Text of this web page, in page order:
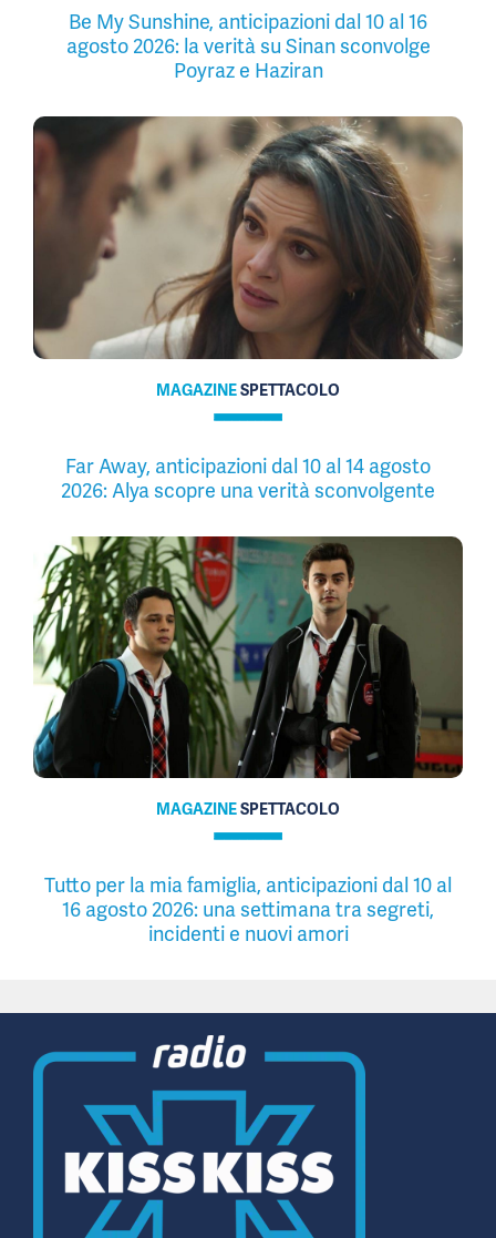
Be My Sunshine, anticipazioni dal 10 al 16
agosto 2026: la verità su Sinan sconvolge
Poyraz e Haziran
MAGAZINESPETTACOLO
Far Away, anticipazioni dal 10 al 14 agosto
2026: Alya scopre una verità sconvolgente
MAGAZINESPETTACOLO
Tutto per la mia famiglia, anticipazioni dal 10 al
16 agosto 2026: una settimana tra segreti,
incidenti e nuovi amori